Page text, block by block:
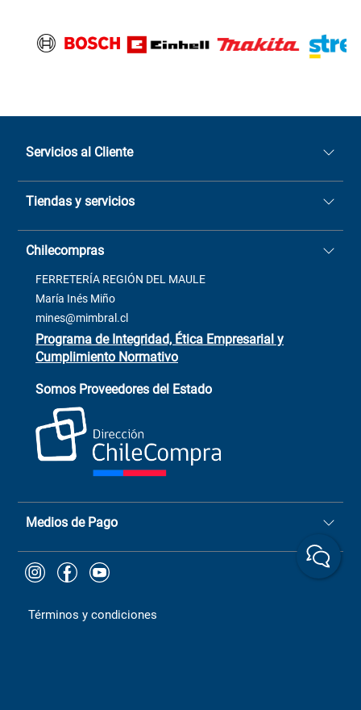
Servicios al Cliente
Quiénes somos
Sucursales
Términos y condiciones
Contacto
Venta Terreno
Trabaja con Nosotros
+56 9 6779 0465
+(73) 256
ChileCompras
+56 9 9888 9549
Tiendas y servicios
Casa Matriz: Avenida Chorrillos
2137 San Javier, Fono (73)
Chilecompras
FERRETERÍA REGIÓN DEL MAULE
María Inés Miño
mines@mimbral.cl
Programa de Integridad, Ética Empresarial y
Cumplimiento Normativo
Somos Proveedores del Estado
Medios de Pago
Términos y condiciones